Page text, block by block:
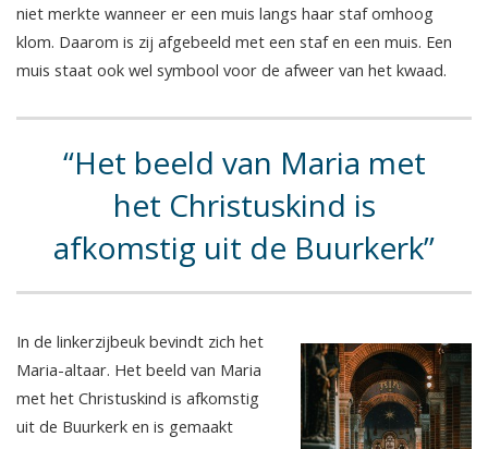
niet merkte wanneer er een muis langs haar staf omhoog
klom. Daarom is zij afgebeeld met een staf en een muis. Een
muis staat ook wel symbool voor de afweer van het kwaad.
Het beeld van Maria met
het Christuskind is
afkomstig uit de Buurkerk
In de linkerzijbeuk bevindt zich het
Maria-altaar. Het beeld van Maria
met het Christuskind is afkomstig
uit de Buurkerk en is gemaakt